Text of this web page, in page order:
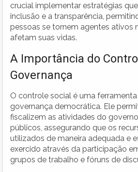
crucial implementar estratégias
inclusão e a transparência,
pessoas se tornem agentes ativos
afetam suas vidas.
A Importância do
Governança
O controle social é uma
governança democrática. Ele
fiscalizem as atividades do
públicos, assegurando que os
utilizados de maneira adequada e
exercido através da participação
grupos de trabalho e fóruns de